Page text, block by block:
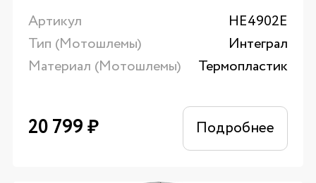
Артикул
HE4902E
Тип (Мотошлемы)
Интеграл
Материал (Мотошлемы)
Термопластик
20 799₽ Подробнее